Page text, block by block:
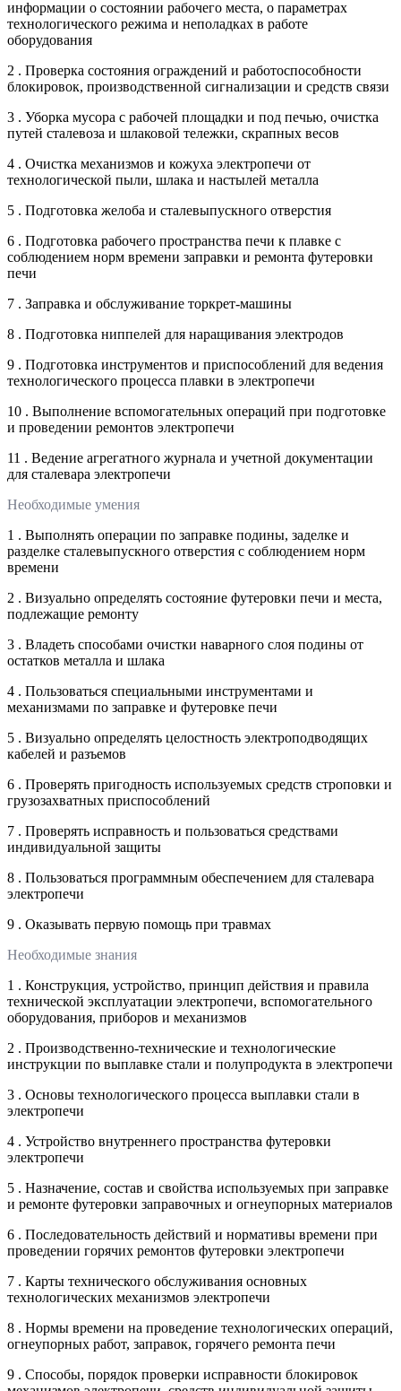
информации о состоянии рабочего места, о параметрах
технологического режима и неполадках в работе
оборудования
2 . Проверка состояния ограждений и работоспособности
блокировок, производственной сигнализации и средств связи
3 . Уборка мусора с рабочей площадки и под печью, очистка
путей сталевоза и шлаковой тележки, скрапных весов
4 . Очистка механизмов и кожуха электропечи от
технологической пыли, шлака и настылей металла
5 . Подготовка желоба и сталевыпускного отверстия
6 . Подготовка рабочего пространства печи к плавке с
соблюдением норм времени заправки и ремонта футеровки
печи
7 . Заправка и обслуживание торкрет-машины
8 . Подготовка ниппелей для наращивания электродов
9 . Подготовка инструментов и приспособлений для ведения
технологического процесса плавки в электропечи
10 . Выполнение вспомогательных операций при подготовке
и проведении ремонтов электропечи
11 . Ведение агрегатного журнала и учетной документации
для сталевара электропечи
Необходимые умения
1 . Выполнять операции по заправке подины, заделке и
разделке сталевыпускного отверстия с соблюдением норм
времени
2 . Визуально определять состояние футеровки печи и места,
подлежащие ремонту
3 . Владеть способами очистки наварного слоя подины от
остатков металла и шлака
4 . Пользоваться специальными инструментами и
механизмами по заправке и футеровке печи
5 . Визуально определять целостность электроподводящих
кабелей и разъемов
6 . Проверять пригодность используемых средств строповки и
грузозахватных приспособлений
7 . Проверять исправность и пользоваться средствами
индивидуальной защиты
8 . Пользоваться программным обеспечением для сталевара
электропечи
9 . Оказывать первую помощь при травмах
Необходимые знания
1 . Конструкция, устройство, принцип действия и правила
технической эксплуатации электропечи, вспомогательного
оборудования, приборов и механизмов
2 . Производственно-технические и технологические
инструкции по выплавке стали и полупродукта в электропечи
3 . Основы технологического процесса выплавки стали в
электропечи
4 . Устройство внутреннего пространства футеровки
электропечи
5 . Назначение, состав и свойства используемых при заправке
и ремонте футеровки заправочных и огнеупорных материалов
6 . Последовательность действий и нормативы времени при
проведении горячих ремонтов футеровки электропечи
7 . Карты технического обслуживания основных
технологических механизмов электропечи
8 . Нормы времени на проведение технологических операций,
огнеупорных работ, заправок, горячего ремонта печи
9 . Способы, порядок проверки исправности блокировок